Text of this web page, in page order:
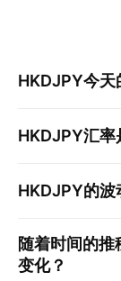
HKDJPY今天
HKDJPY汇率
HKDJPY的波
随着时间的推
变化？